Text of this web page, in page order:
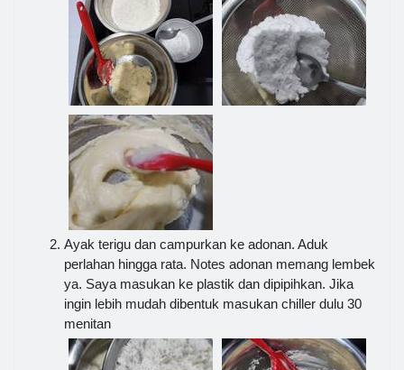
Ayak terigu dan campurkan ke adonan. Aduk
perlahan hingga rata. Notes adonan memang lembek
ya. Saya masukan ke plastik dan dipipihkan. Jika
ingin lebih mudah dibentuk masukan chiller dulu 30
menitan